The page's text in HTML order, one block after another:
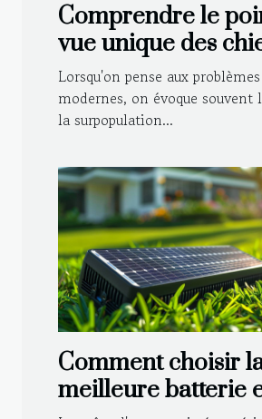
Comprendre le
vue unique des
les problèmes
modernes
Lorsqu'on pense aux
modernes, on évoque
la surpopulation...
Comment choisir
meilleure batterie